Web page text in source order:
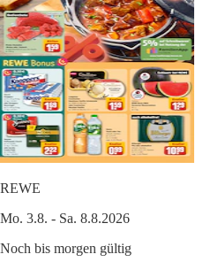
REWE
Mo. 3.8. - Sa. 8.8.2026
Noch bis morgen gültig